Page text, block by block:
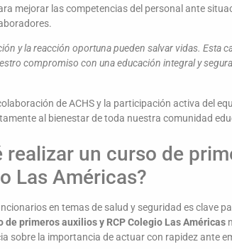
mejorar las competencias del personal ante
y la reacción oportuna pueden salvar vidas. Esta
compromiso con una educación integral y
de ACHS y la participación activa del
al bienestar de toda nuestra comunidad
realizar un curso de
Las Américas?
en temas de salud y seguridad es clave
de primeros auxilios y RCP Colegio Las Américas
sobre la importancia de actuar con rapidez ante